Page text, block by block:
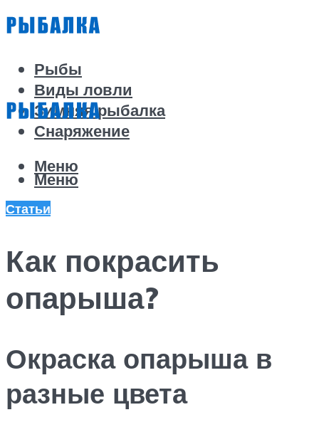
Рыбы
Виды ловли
Зимняя рыбалка
Снаряжение
Меню
Меню
Статьи
Как покрасить
опарыша?
Окраска опарыша в
разные цвета